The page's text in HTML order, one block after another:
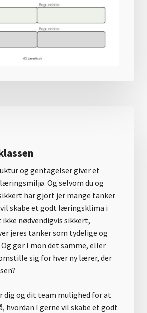
og gentagelser giver et
Og selvom du og
har gjort jer mange tanker
skabe et godt læringsklima i
ikke nødvendigvis sikkert,
jeres tanker som tydelige og
gør I mon det samme, eller
sig for hver ny lærer, der
dig og dit team mulighed for at
hvordan I gerne vil skabe et godt